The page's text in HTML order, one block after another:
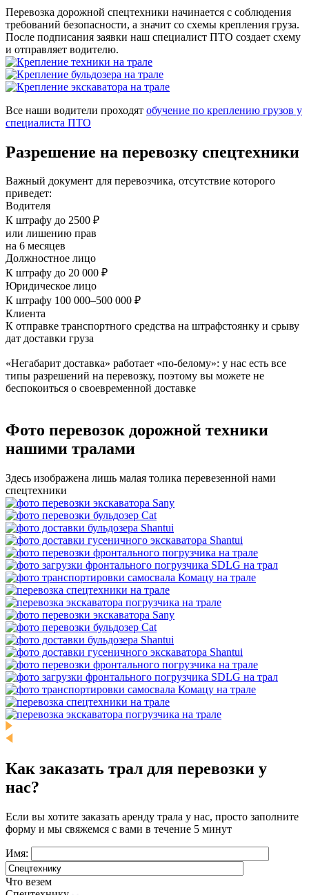
Перевозка дорожной спецтехники начинается с соблюдения
требований безопасности, а значит со схемы крепления груза.
После подписания заявки наш специалист ПТО создает схему
и отправляет водителю.
Все наши водители проходят обучение по креплению грузов у
специалиста ПТО
Разрешение на перевозку спецтехники
Важный документ для перевозчика, отсутствие которого
приведет:
Водителя
К штрафу до 2500 ₽
или лишению прав
на 6 месяцев
Должностное лицо
К штрафу до 20 000 ₽
Юридическое лицо
К штрафу 100 000–500 000 ₽
Клиента
К отправке транспортного средства на штрафстоянку и срыву
дат доставки груза
«Негабарит доставка» работает «по-белому»: у нас есть все
типы разрешений на перевозку, поэтому вы можете не
беспокоиться о своевременной доставке
Фото перевозок дорожной техники
нашими тралами
Здесь изображена лишь малая толика перевезенной нами
спецтехники
Как заказать трал для перевозки у
нас?
Если вы хотите заказать аренду трала у нас, просто заполните
форму и мы свяжемся с вами в течение 5 минут
Имя:
Что везем